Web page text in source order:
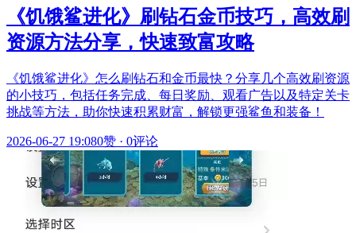
《饥饿鲨进化》刷钻石金币技巧，高效刷
资源方法分享，快速致富攻略
《饥饿鲨进化》怎么刷钻石和金币最快？分享几个高效刷资源
的小技巧，包括任务完成、每日奖励、观看广告以及特定关卡
挑战等方法，助你快速积累财富，解锁更强鲨鱼和装备！
2026-06-27 19:080赞 · 0评论